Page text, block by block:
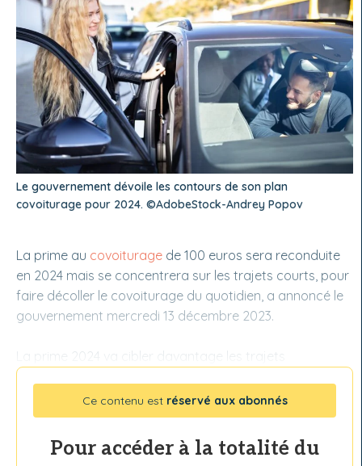
Le gouvernement dévoile les contours de son plan
covoiturage pour 2024. ©AdobeStock-Andrey Popov
La prime au covoiturage de 100 euros sera reconduite
en 2024 mais se concentrera sur les trajets courts, pour
faire décoller le covoiturage du quotidien, a annoncé le
gouvernement mercredi 13 décembre 2023.
La prime 2024 va cibler davantage les trajets
Ce contenu est réservé aux abonnés
Pour accéder à la totalité du